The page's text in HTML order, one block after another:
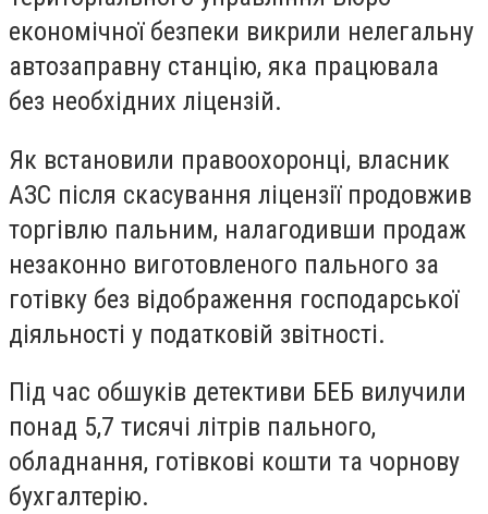
економічної безпеки викрили нелегальну
автозаправну станцію, яка працювала
без необхідних ліцензій.
Як встановили правоохоронці, власник
АЗС після скасування ліцензії продовжив
торгівлю пальним, налагодивши продаж
незаконно виготовленого пального за
готівку без відображення господарської
діяльності у податковій звітності.
Під час обшуків детективи БЕБ вилучили
понад 5,7 тисячі літрів пального,
обладнання, готівкові кошти та чорнову
бухгалтерію.